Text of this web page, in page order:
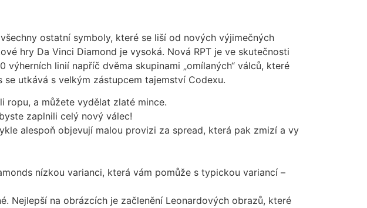
ostatní symboly, které se liší od nových výjimečných
hry Da Vinci Diamond je vysoká. Nová RPT je ve skutečnosti
linií napříč dvěma skupinami „omílaných“ válců, které
utkává s velkým zástupcem tajemství Codexu.
ropu, a můžete vydělat zlaté mince.
zaplnili celý nový válec!
alespoň objevují malou provizi za spread, která pak zmizí a vy
nízkou varianci, která vám pomůže s typickou variancí –
Nejlepší na obrázcích je začlenění Leonardových obrazů, které